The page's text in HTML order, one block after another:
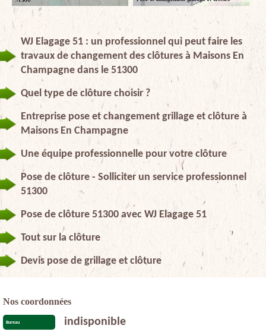
WJ Elagage 51 : un professionnel qui peut faire les
travaux de changement des clôtures à Maisons En
Champagne dans le 51300
Quel type de clôture choisir ?
Entreprise pose et changement grillage et clôture à
Maisons En Champagne
Une équipe professionnelle pour votre clôture
Pose de clôture - Solliciter un service professionnel
51300
Pose de clôture 51300 avec WJ Elagage 51
Tout sur la clôture
Devis pose de grillage et clôture
Nos coordonnées
Bureau indisponible